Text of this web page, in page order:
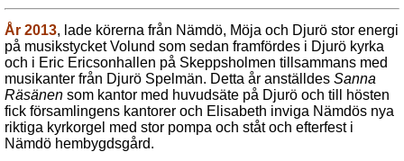
År 2013, lade körerna från Nämdö, Möja och Djurö stor energi
på musikstycket Volund som sedan framfördes i Djurö kyrka
och i Eric Ericsonhallen på Skeppsholmen tillsammans med
musikanter från Djurö Spelmän. Detta år anställdes Sanna
Räsänen som kantor med huvudsäte på Djurö och till hösten
fick församlingens kantorer och Elisabeth inviga Nämdös nya
riktiga kyrkorgel med stor pompa och ståt och efterfest i
Nämdö hembygdsgård.